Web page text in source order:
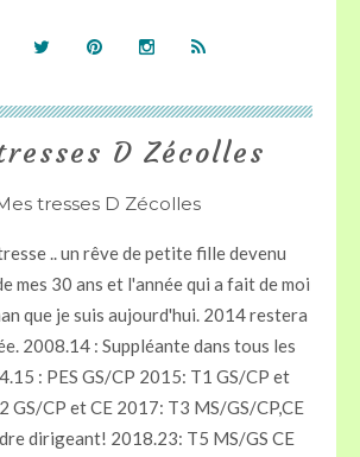
D Zécolles
.. un rêve de petite fille devenu
mes 30 ans et l'année qui a fait de moi
que je suis aujourd'hui. 2014 restera
2008.14 : Suppléante dans tous les
: PES GS/CP 2015: T1 GS/CP et
GS/CP et CE 2017: T3 MS/GS/CP,CE
dirigeant! 2018.23: T5 MS/GS CE